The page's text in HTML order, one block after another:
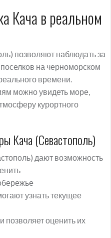
Кача в реальном
позволяют наблюдать за
на черноморском
времени.
можно увидеть море,
курортного
Кача (Севастополь)
дают возможность
узнать текущее
оценить их